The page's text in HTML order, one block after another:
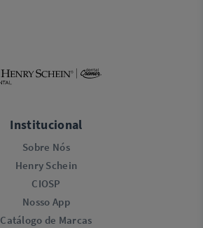
Institucional
Sobre Nós
Henry Schein
CIOSP
Nosso App
Catálogo de Marcas